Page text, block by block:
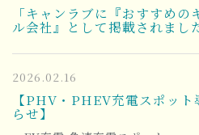
「キャンラブに『おすすめの
ル会社』として掲載されまし
2026.02.16
【PHV・PHEV充電スポット
らせ】